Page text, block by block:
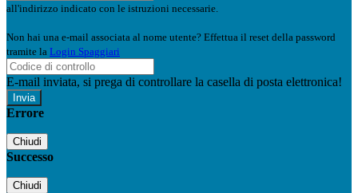
all'indirizzo indicato con le istruzioni necessarie.
Non hai una e-mail associata al nome utente? Effettua il reset della password
tramite la Login Spaggiari
E-mail inviata, si prega di controllare la casella di posta elettronica!
Errore
Chiudi
Successo
Chiudi